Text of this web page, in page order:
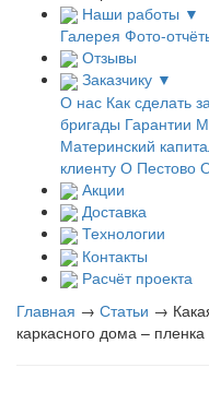
Наши работы ▼
Галерея Фото-
Отзывы
Заказчику ▼
О нас Как сделать
бригады Гарантии
Материнский
клиенту О Пестово
Акции
Доставка
Технологии
Контакты
Расчёт проекта
Главная → Статьи →
каркасного дома –